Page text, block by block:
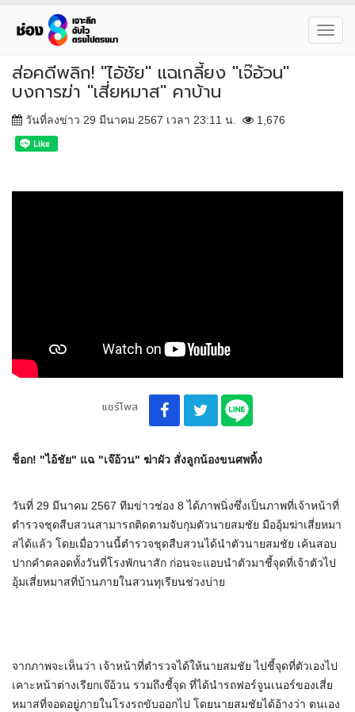
ส่อคดีพลิก! "ไอัชัย" แฉเกลี้ยง "เจ๊อ้วน"
บงการฆ่า "เสี่ยหมาส" คาบ้าน
วันที่ลงข่าว 29 มีนาคม 2567 เวลา 23:11 น. 1,676
แชร์โพส
ช็อก! "ไอ้ชัย" แฉ "เจ๊อ้วน" ฆ่าผัว สั่งลูกน้องขนศพทิ้ง
วันที่ 29 มีนาคม 2567 ทีมข่าวช่อง 8 ได้ภาพนิ่งซึ่งเป็นภาพที่เจ้าหน้าที่
ตำรวจชุดสืบสวนสามารถติดตามจับกุมตัวนายสมชัย มืออุ้มฆ่าเสี่ยหมา
สได้แล้ว โดยเมื่อวานนี้ตำรวจชุดสืบสวนได้นำตัวนายสมชัย เค้นสอบ
ปากคำตลอดทั้งวันที่โรงพักนาสัก ก่อนจะแอบนำตัวมาชี้จุดที่เจ้าตัวไป
อุ้มเสี่ยหมาสที่บ้านภายในสวนทุเรียนช่วงบ่าย
จากภาพจะเห็นว่า เจ้าหน้าที่ตำรวจได้ให้นายสมชัย ไปชี้จุดที่ตัวเองไป
เคาะหน้าต่างเรียกเจ๊อ้วน รวมถึงชี้จุด ที่ได้นำรถฟอร์จูนเนอร์ของเสี่ย
หมาสที่จอดอยู่ภายในโรงรถขับออกไป โดยนายสมชัยได้อ้างว่า ตนเอง